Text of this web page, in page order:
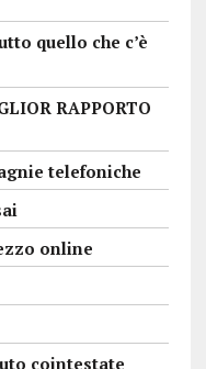
quello che c’è
RAPPORTO
telefoniche
online
cointestate